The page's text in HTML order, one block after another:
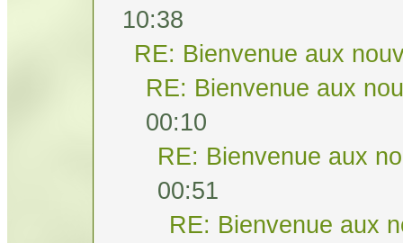
10:38
RE: Bienvenue aux
RE: Bienvenue aux
00:10
RE: Bienvenue aux
00:51
RE: Bienvenue aux